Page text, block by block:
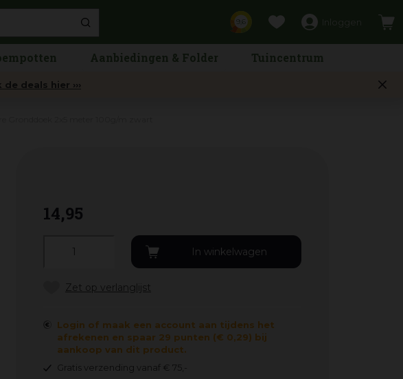
Aanbiedingen & Folder Tuincentrum
deals hier ›››
14,95
Login of maak een account aan tijdens het
afrekenen en spaar 29 punten (€ 0,29) bij
aankoop van dit product.
Gratis verzending vanaf € 75,-